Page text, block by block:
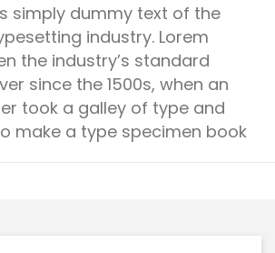
simply dummy text of the
industry. Lorem
the industry’s standard
since the 1500s, when an
took a galley of type and
make a type specimen book